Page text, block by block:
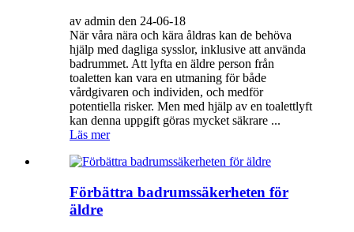
av admin den 24-06-18
När våra nära och kära åldras kan de behöva
hjälp med dagliga sysslor, inklusive att använda
badrummet. Att lyfta en äldre person från
toaletten kan vara en utmaning för både
vårdgivaren och individen, och medför
potentiella risker. Men med hjälp av en toalettlyft
kan denna uppgift göras mycket säkrare ...
Läs mer
Förbättra badrumssäkerheten för
äldre